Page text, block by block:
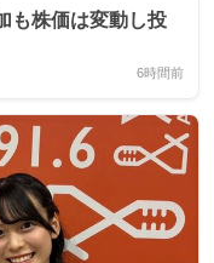
も株価は変動し投
6時間前